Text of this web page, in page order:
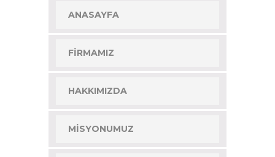
ANASAYFA
FIRMAMIZ
HAKKIMIZDA
MISYONUMUZ